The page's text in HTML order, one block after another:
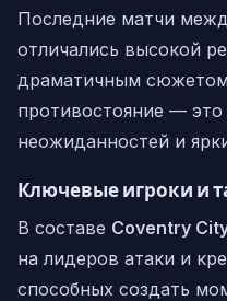
Последние матчи
отличались высокой
драматичным
противостояние — это
неожиданностей и
Ключевые игроки и
В составе Coventry
на лидеров атаки и
способных создать